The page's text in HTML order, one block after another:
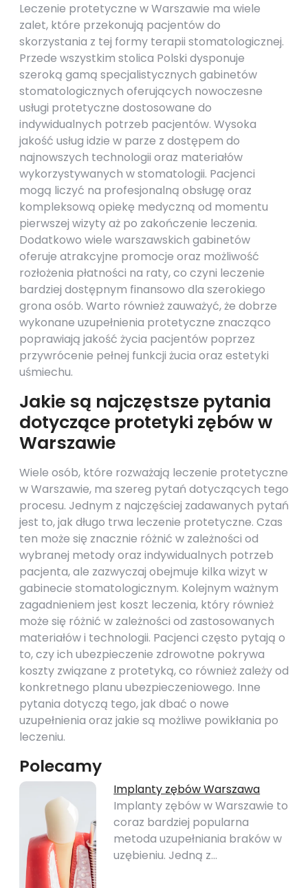
Leczenie protetyczne w Warszawie ma wiele
zalet, które przekonują pacjentów do
skorzystania z tej formy terapii stomatologicznej.
Przede wszystkim stolica Polski dysponuje
szeroką gamą specjalistycznych gabinetów
stomatologicznych oferujących nowoczesne
usługi protetyczne dostosowane do
indywidualnych potrzeb pacjentów. Wysoka
jakość usług idzie w parze z dostępem do
najnowszych technologii oraz materiałów
wykorzystywanych w stomatologii. Pacjenci
mogą liczyć na profesjonalną obsługę oraz
kompleksową opiekę medyczną od momentu
pierwszej wizyty aż po zakończenie leczenia.
Dodatkowo wiele warszawskich gabinetów
oferuje atrakcyjne promocje oraz możliwość
rozłożenia płatności na raty, co czyni leczenie
bardziej dostępnym finansowo dla szerokiego
grona osób. Warto również zauważyć, że dobrze
wykonane uzupełnienia protetyczne znacząco
poprawiają jakość życia pacjentów poprzez
przywrócenie pełnej funkcji żucia oraz estetyki
uśmiechu.
Jakie są najczęstsze pytania
dotyczące protetyki zębów w
Warszawie
Wiele osób, które rozważają leczenie protetyczne
w Warszawie, ma szereg pytań dotyczących tego
procesu. Jednym z najczęściej zadawanych pytań
jest to, jak długo trwa leczenie protetyczne. Czas
ten może się znacznie różnić w zależności od
wybranej metody oraz indywidualnych potrzeb
pacjenta, ale zazwyczaj obejmuje kilka wizyt w
gabinecie stomatologicznym. Kolejnym ważnym
zagadnieniem jest koszt leczenia, który również
może się różnić w zależności od zastosowanych
materiałów i technologii. Pacjenci często pytają o
to, czy ich ubezpieczenie zdrowotne pokrywa
koszty związane z protetyką, co również zależy od
konkretnego planu ubezpieczeniowego. Inne
pytania dotyczą tego, jak dbać o nowe
uzupełnienia oraz jakie są możliwe powikłania po
leczeniu.
Polecamy
Implanty zębów Warszawa
Implanty zębów w Warszawie to
coraz bardziej popularna
metoda uzupełniania braków w
uzębieniu. Jedną z…